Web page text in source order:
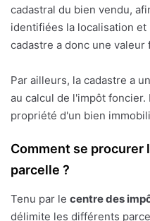
cadastral du bien vendu,
identifiées la localisation
cadastre a donc une valeur
Par ailleurs, la cadastre a
au calcul de l'impôt
propriété d'un bien
Comment se procurer
parcelle ?
Tenu par le centre des
délimite les différents